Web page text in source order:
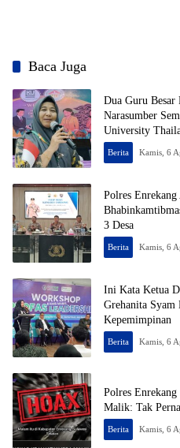
Baca Juga
Dua Guru Besar
Narasumber
University
Berita Kamis, 6
Polres
3 Desa
Berita Kamis, 6
Ini Kata Ketua
Grehanita Syam
Kepemimpinan
Berita Kamis, 6
Polres
Malik: Tak
Berita Kamis, 6